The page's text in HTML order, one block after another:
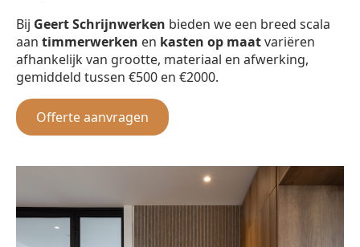
Bij Geert Schrijnwerken bieden we een breed scala
aan timmerwerken en kasten op maatvariëren
afhankelijk van grootte, materiaal en afwerking,
gemiddeld tussen €500 en €2000.
Offerte aanvragen